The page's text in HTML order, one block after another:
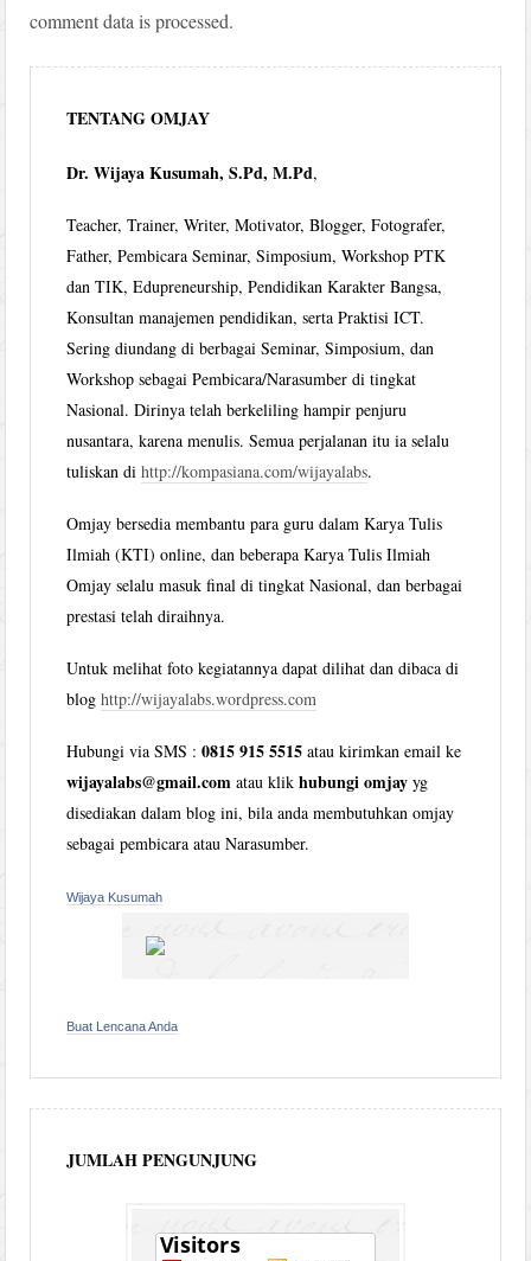
comment data is processed.
TENTANG OMJAY
Dr. Wijaya Kusumah, S.Pd, M.Pd,
Teacher, Trainer, Writer, Motivator, Blogger, Fotografer,
Father, Pembicara Seminar, Simposium, Workshop PTK
dan TIK, Edupreneurship, Pendidikan Karakter Bangsa,
Konsultan manajemen pendidikan, serta Praktisi ICT.
Sering diundang di berbagai Seminar, Simposium, dan
Workshop sebagai Pembicara/Narasumber di tingkat
Nasional. Dirinya telah berkeliling hampir penjuru
nusantara, karena menulis. Semua perjalanan itu ia selalu
tuliskan dihttp://kompasiana.com/wijayalabs.
Omjay bersedia membantu para guru dalam Karya Tulis
Ilmiah (KTI) online, dan beberapa Karya Tulis Ilmiah
Omjay selalu masuk final di tingkat Nasional, dan berbagai
prestasi telah diraihnya.
Untuk melihat foto kegiatannya dapat dilihat dan dibaca di
bloghttp://wijayalabs.wordpress.com
Hubungi via SMS :0815 915 5515 atau kirimkan email ke
wijayalabs@gmail.com atau klikhubungi omjay yg
disediakan dalam blog ini, bila anda membutuhkan omjay
sebagai pembicara atau Narasumber.
Wijaya Kusumah
Buat Lencana Anda
JUMLAH PENGUNJUNG